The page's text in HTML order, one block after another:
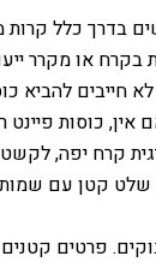
או מקרר
להביא
אין, כוסות
קרח יפה,
קטן עם
פרטים